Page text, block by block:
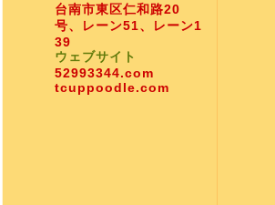
台南市東区仁和路20
号、レーン51、レーン1
39
ウェブサイト
52993344.com
tcuppoodle.com